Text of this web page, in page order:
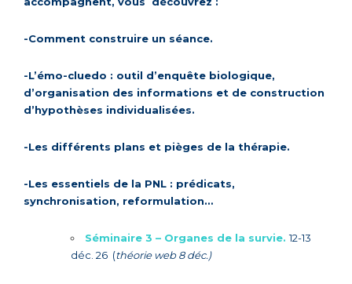
-Comment construire un séance.
-L’émo-cluedo : outil d’enquête biologique,
d’organisation des informations et de construction
d’hypothèses individualisées.
-Les différents plans et pièges de la thérapie.
-Les essentiels de la PNL : prédicats,
synchronisation, reformulation…
Séminaire 3 – Organes de la survie.12-13
déc. 26 (théorie web 8 déc.)